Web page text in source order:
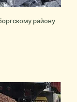
району